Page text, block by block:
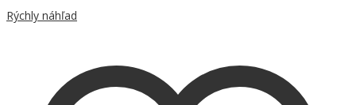
Rýchly náhľad